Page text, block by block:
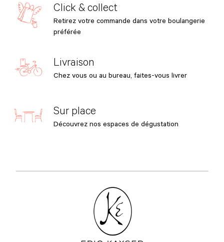
Click & collect
Retirez votre commande dans votre boulangerie
préférée
Livraison
Chez vous ou au bureau, faites-vous livrer
Sur place
Découvrez nos espaces de dégustation